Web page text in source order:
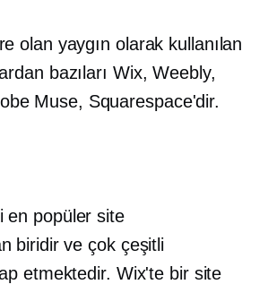
olan yaygın olarak kullanılan
bazıları Wix, Weebly,
Muse, Squarespace'dir.
en popüler site
biridir ve çok çeşitli
etmektedir. Wix'te bir site